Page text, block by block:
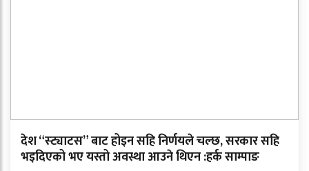
देश “स्ट्याटस” बाट होइन सहि निर्णयले चल्छ, सरकार सहि
भइदिएको भए यस्तो अवस्था आउने थिएन :हर्क साम्पाङ